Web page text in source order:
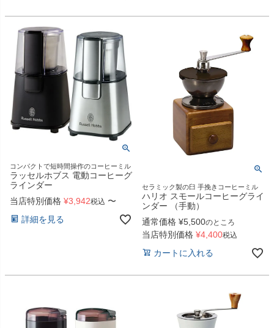
コンパクトで短時間操作のコーヒーミル
ラッセルホブス 電動コーヒーグ
ラインダー
当店特別価格 ¥3,942税込 〜
詳細を見る
セラミック製の臼 手挽きコーヒーミル
ハリオ スモールコーヒーグライ
ンダー （手動）
通常価格 ¥5,500のところ
当店特別価格 ¥4,400税込
カートに入れる